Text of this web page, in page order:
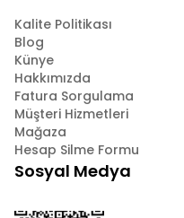
Kalite Politikası
Blog
Künye
Hakkımızda
Fatura Sorgulama
Müşteri Hizmetleri
Mağaza
Hesap Silme Formu
Sosyal Medya